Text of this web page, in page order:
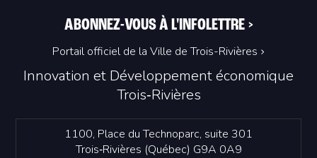
Innovation et Développement économique
Trois‑Rivières
1100, Place du Technoparc, suite 301
Trois‑Rivières (Québec) G9A 0A9
ABONNEZ-VOUS À L'INFOLETTRE >
Portail officiel de la Ville de Trois-Rivières